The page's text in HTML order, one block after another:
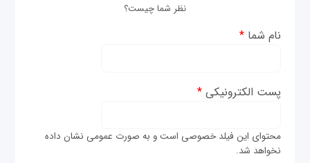
نظر شما چیست؟
نام شما*
پست الکترونیکی*
محتوای این فیلد خصوصی است و به صورت عمومی نشان داده
نخواهد شد.